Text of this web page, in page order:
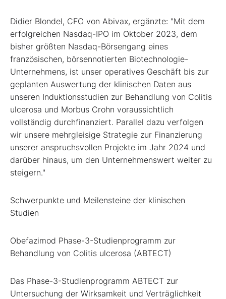
Didier Blondel, CFO von Abivax, ergänzte: "Mit dem
erfolgreichen Nasdaq-IPO im Oktober 2023, dem
bisher größten Nasdaq-Börsengang eines
französischen, börsennotierten Biotechnologie-
Unternehmens, ist unser operatives Geschäft bis zur
geplanten Auswertung der klinischen Daten aus
unseren Induktionsstudien zur Behandlung von Colitis
ulcerosa und Morbus Crohn voraussichtlich
vollständig durchfinanziert. Parallel dazu verfolgen
wir unsere mehrgleisige Strategie zur Finanzierung
unserer anspruchsvollen Projekte im Jahr 2024 und
darüber hinaus, um den Unternehmenswert weiter zu
steigern."
Schwerpunkte und Meilensteine der klinischen
Studien
Obefazimod Phase-3-Studienprogramm zur
Behandlung von Colitis ulcerosa (ABTECT)
Das Phase-3-Studienprogramm ABTECT zur
Untersuchung der Wirksamkeit und Verträglichkeit